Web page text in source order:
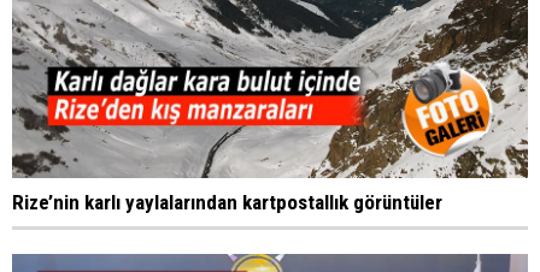
Rize’nin karlı yaylalarından kartpostallık görüntüler